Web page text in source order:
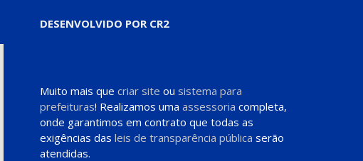
DESENVOLVIDO POR CR2
Muito mais que criar site ou sistema para
prefeituras! Realizamos uma assessoria completa,
onde garantimos em contrato que todas as
exigências das leis de transparência pública serão
atendidas.